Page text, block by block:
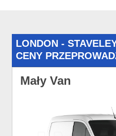
LONDON -
CENY
Mały Van